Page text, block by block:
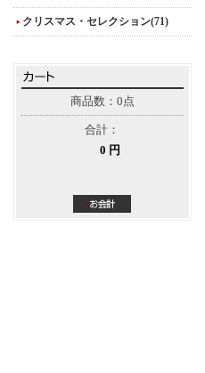
クリスマス・セレクション(71)
商品数：0点
合計：
0 円